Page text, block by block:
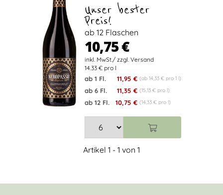
Unser bester
Preis!
ab 12 Flaschen
10,75 €
14.33 € pro l
ab 1 Fl. 11,95 € (ab 14,33 € pro 1 l)
ab 6 Fl. 11,35 € (15,13 € pro l)
ab 12 Fl. 10,75 € (14,33 € pro l)
Artikel 1 - 1 von 1